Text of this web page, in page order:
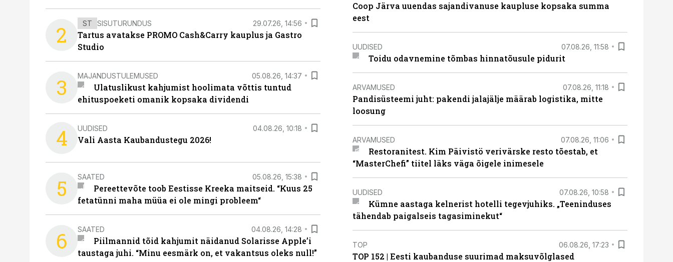
2 ST SISUTURUNDUS 29.07.26, 14:56
Tartus avatakse PROMO Cash&Carry kauplus ja Gastro
Studio
3 MAJANDUSTULEMUSED 05.08.26, 14:37
Ulatuslikust kahjumist hoolimata võttis tuntud
ehituspoeketi omanik kopsaka dividendi
4 UUDISED 04.08.26, 10:18
Vali Aasta Kaubandustegu 2026!
5 SAATED 05.08.26, 15:38
Pereettevõte toob Eestisse Kreeka maitseid. “Kuus 25
fetatünni maha müüa ei ole mingi probleem“
6 SAATED 04.08.26, 14:28
Piilmannid tõid kahjumit näidanud Solarisse Apple’i
taustaga juhi. “Minu eesmärk on, et vakantsus oleks null!”
Coop Järva uuendas sajandivanuse kaupluse kopsaka summa
eest
UUDISED 07.08.26, 11:58
Toidu odavnemine tõmbas hinnatõusule pidurit
ARVAMUSED 07.08.26, 11:18
Pandisüsteemi juht: pakendi jalajälje määrab logistika, mitte
loosung
ARVAMUSED 07.08.26, 11:06
Restoranitest. Kim Päivistö verivärske resto tõestab, et
“MasterChefi” tiitel läks väga õigele inimesele
UUDISED 07.08.26, 10:58
Kümne aastaga kelnerist hotelli tegevjuhiks. „Teeninduses
tähendab paigalseis tagasiminekut“
TOP 06.08.26, 17:23
TOP 152 | Eesti kaubanduse suurimad maksuvõlglased